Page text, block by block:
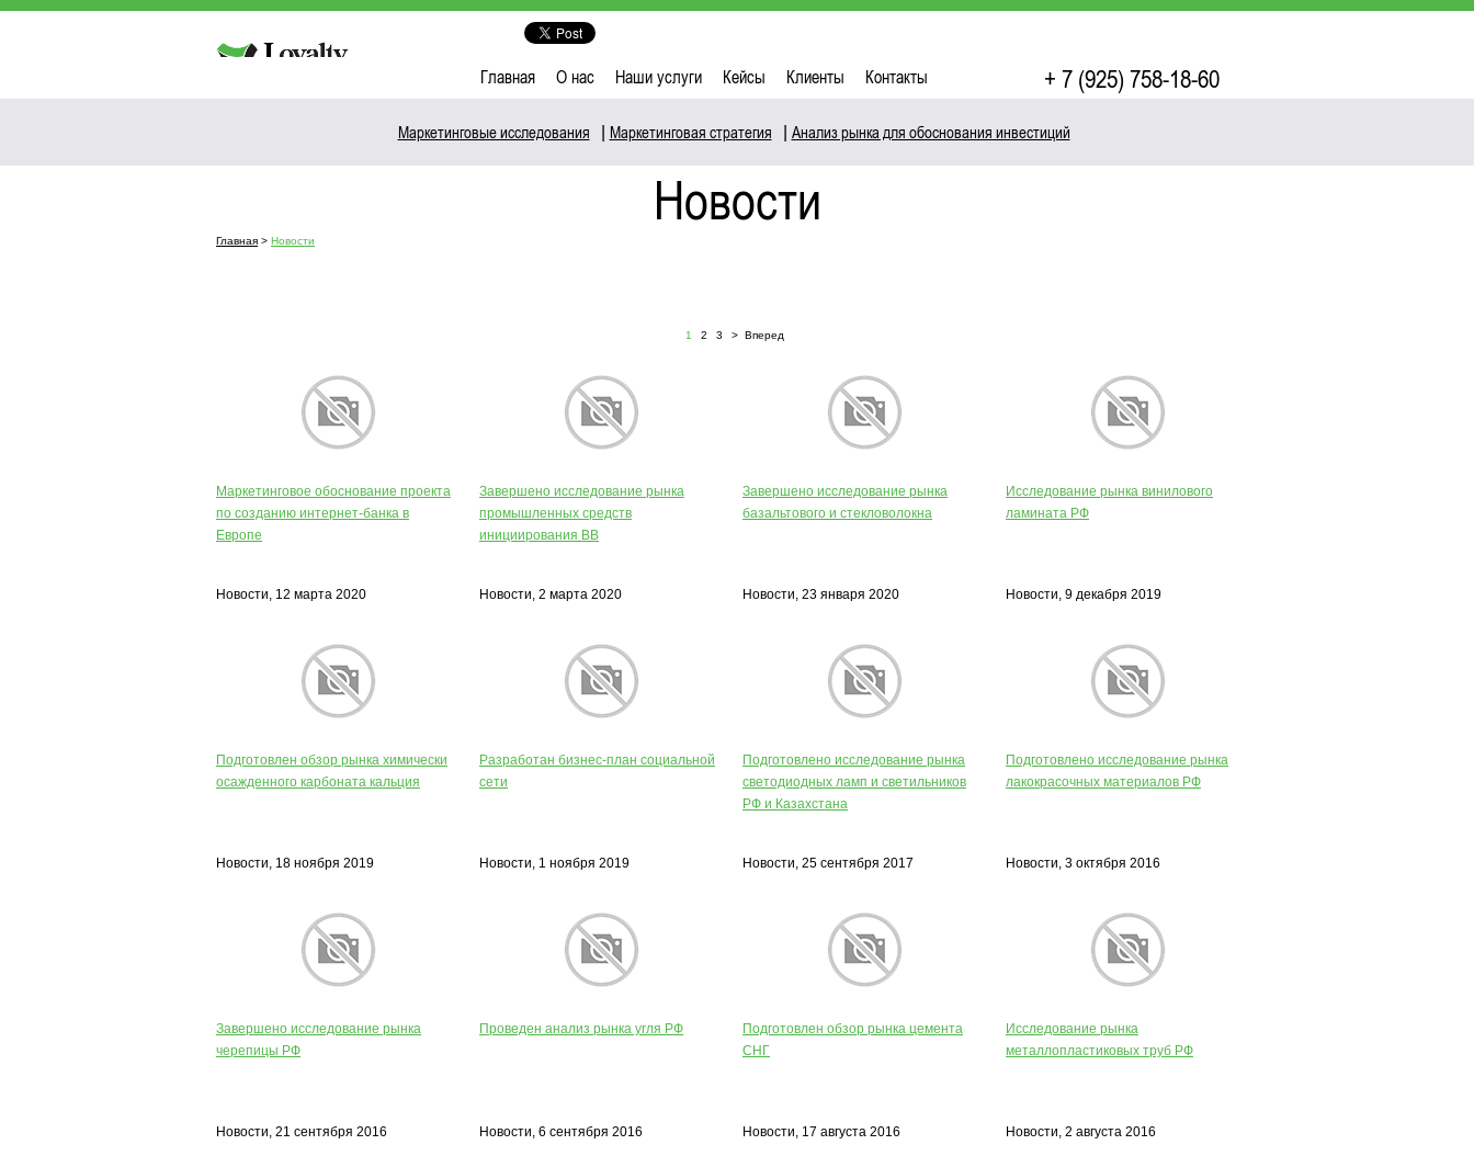
Главная О нас Наши услуги Кейсы Клиенты Контакты + 7 (925) 758-18-60
Маркетинговые исследования Маркетинговая стратегия Анализ рынка для обоснования инвестиций
Новости
Главная > Новости
1 2 3 > Вперед
Маркетинговое обоснование проекта
по созданию интернет-банка в
Европе
Новости, 12 марта 2020
Завершено исследование рынка
промышленных средств
инициирования ВВ
Новости, 2 марта 2020
Завершено исследование рынка
базальтового и стекловолокна
Новости, 23 января 2020
Исследование рынка винилового
ламината РФ
Новости, 9 декабря 2019
Подготовлен обзор рынка химически
осажденного карбоната кальция
Новости, 18 ноября 2019
Разработан бизнес-план социальной
сети
Новости, 1 ноября 2019
Подготовлено исследование рынка
светодиодных ламп и светильников
РФ и Казахстана
Новости, 25 сентября 2017
Подготовлено исследование рынка
лакокрасочных материалов РФ
Новости, 3 октября 2016
Завершено исследование рынка
черепицы РФ
Новости, 21 сентября 2016
Проведен анализ рынка угля РФ
Новости, 6 сентября 2016
Подготовлен обзор рынка цемента
СНГ
Новости, 17 августа 2016
Исследование рынка
металлопластиковых труб РФ
Новости, 2 августа 2016